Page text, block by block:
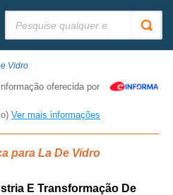
Vidro
Informação oferecida por
Ver mais informações
para La De Vidro
E Transformação De